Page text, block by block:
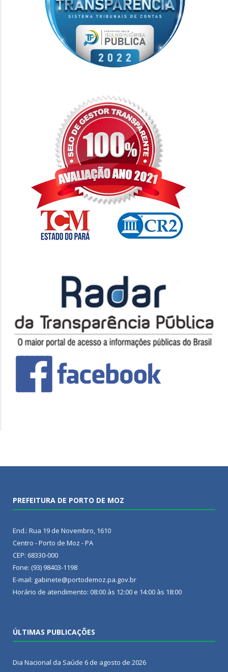
PREFEITURA DE PORTO DE MOZ
End.: Rua 19 de Novembro, 1610
Centro - Porto de Moz - PA
CEP: 68330-000
Fone: (93) 98403-1198
E-mail: gabinete@portodemoz.pa.gov.br
Horário de atendimento: 08:00 às 12:00 e 14:00 às 18:00
ÚLTIMAS PUBLICAÇÕES
Dia Nacional da Saúde 6 de agosto de 2026